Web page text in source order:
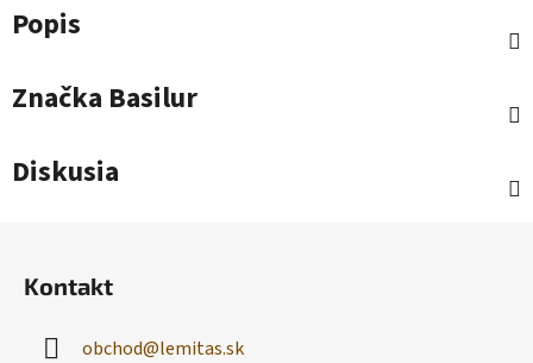
Popis
Značka Basilur
Diskusia
Kontakt
obchod@lemitas.sk